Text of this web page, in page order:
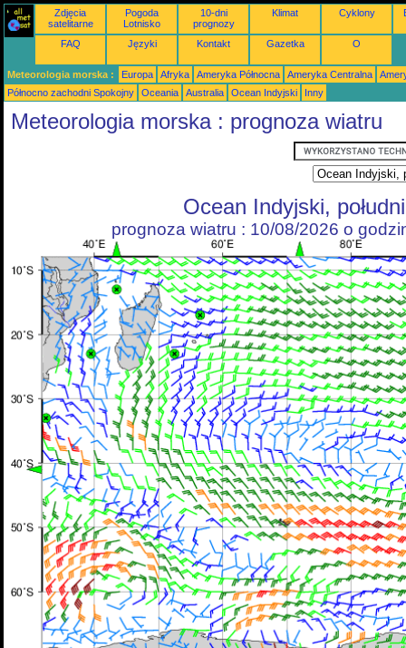
Zdjęcia
satelitarne
Pogoda
Lotnisko
10-dni
prognozy
Klimat Cyklony
FAQ Języki Kontakt Gazetka O
Meteorologia morska : Europa Afryka Ameryka Północna Ameryka Centralna
Północno zachodni Spokojny
Oceania Australia Ocean Indyjski Inny
Meteorologia morska : prognoza wiatru
Ocean Indyjski,
prognoza wiatru : 10/08/2026 o